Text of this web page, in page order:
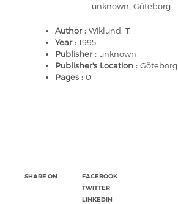
unknown, Göteborg
Author : Wiklund, T.
Year : 1995
Publisher : unknown
Publisher's Location : Göteborg
Pages : 0
SHARE ON
FACEBOOK
TWITTER
LINKEDIN